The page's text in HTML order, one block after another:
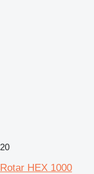
20
Rotar HEX 1000